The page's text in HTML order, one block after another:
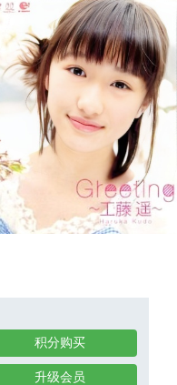
积分购买
升级会员